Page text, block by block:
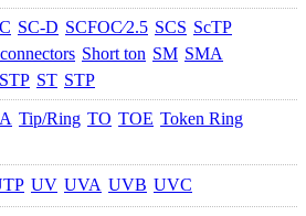
SC-D SCFOC⁄2.5 SCS ScTP
Short ton SM SMA
ST STP
Tip/Ring TO TOE Token Ring
UV UVA UVB UVC